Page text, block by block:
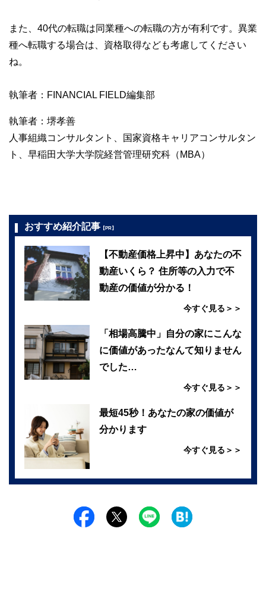
また、40代の転職は同業種への転職の方が有利です。異業
種へ転職する場合は、資格取得なども考慮してください
ね。
執筆者：FINANCIAL FIELD編集部
執筆者：堺孝善
人事組織コンサルタント、国家資格キャリアコンサルタン
ト、早稲田大学大学院経営管理研究科（MBA）
おすすめ紹介記事 【PR】
【不動産価格上昇中】あなたの不
動産いくら？ 住所等の入力で不
動産の価値が分かる！
今すぐ見る＞＞
「相場高騰中」自分の家にこんな
に価値があったなんて知りません
でした…
今すぐ見る＞＞
最短45秒！あなたの家の価値が
分かります
今すぐ見る＞＞